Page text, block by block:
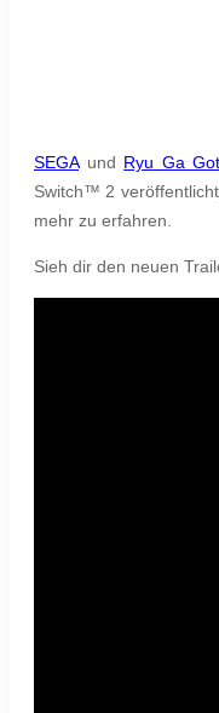
SEGAund Ryu Ga
Switch™ 2
mehr zu erfahren.
Sieh dir den neuen